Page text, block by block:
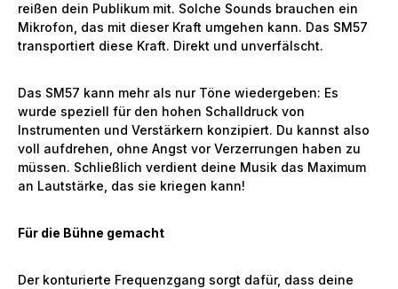
reißen dein Publikum mit. Solche Sounds brauchen ein
Mikrofon, das mit dieser Kraft umgehen kann. Das SM57
transportiert diese Kraft. Direkt und unverfälscht.
Das SM57 kann mehr als nur Töne wiedergeben: Es
wurde speziell für den hohen Schalldruck von
Instrumenten und Verstärkern konzipiert. Du kannst also
voll aufdrehen, ohne Angst vor Verzerrungen haben zu
müssen. Schließlich verdient deine Musik das Maximum
an Lautstärke, das sie kriegen kann!
Für die Bühne gemacht
Der konturierte Frequenzgang sorgt dafür, dass deine